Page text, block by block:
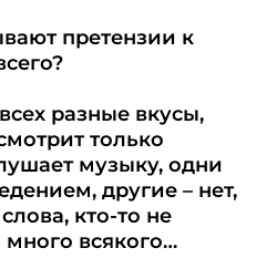
претензии к
разные вкусы,
только
музыку, одни
другие – нет,
кто-то не
всякого…